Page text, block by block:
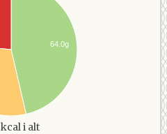
64.0g
kcal i alt